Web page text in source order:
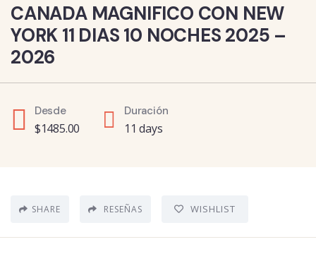
CANADA MAGNIFICO CON NEW
YORK 11 DIAS 10 NOCHES 2025 –
2026
Desde
$1485.00
Duración
11 days
SHARE RESEÑAS WISHLIST